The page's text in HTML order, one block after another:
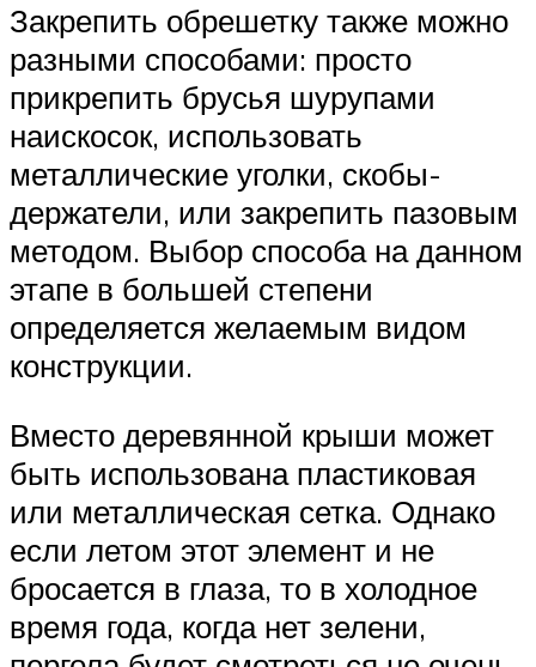
Закрепить обрешетку также можно
разными способами: просто
прикрепить брусья шурупами
наискосок, использовать
металлические уголки, скобы-
держатели, или закрепить пазовым
методом. Выбор способа на данном
этапе в большей степени
определяется желаемым видом
конструкции.
Вместо деревянной крыши может
быть использована пластиковая
или металлическая сетка. Однако
если летом этот элемент и не
бросается в глаза, то в холодное
время года, когда нет зелени,